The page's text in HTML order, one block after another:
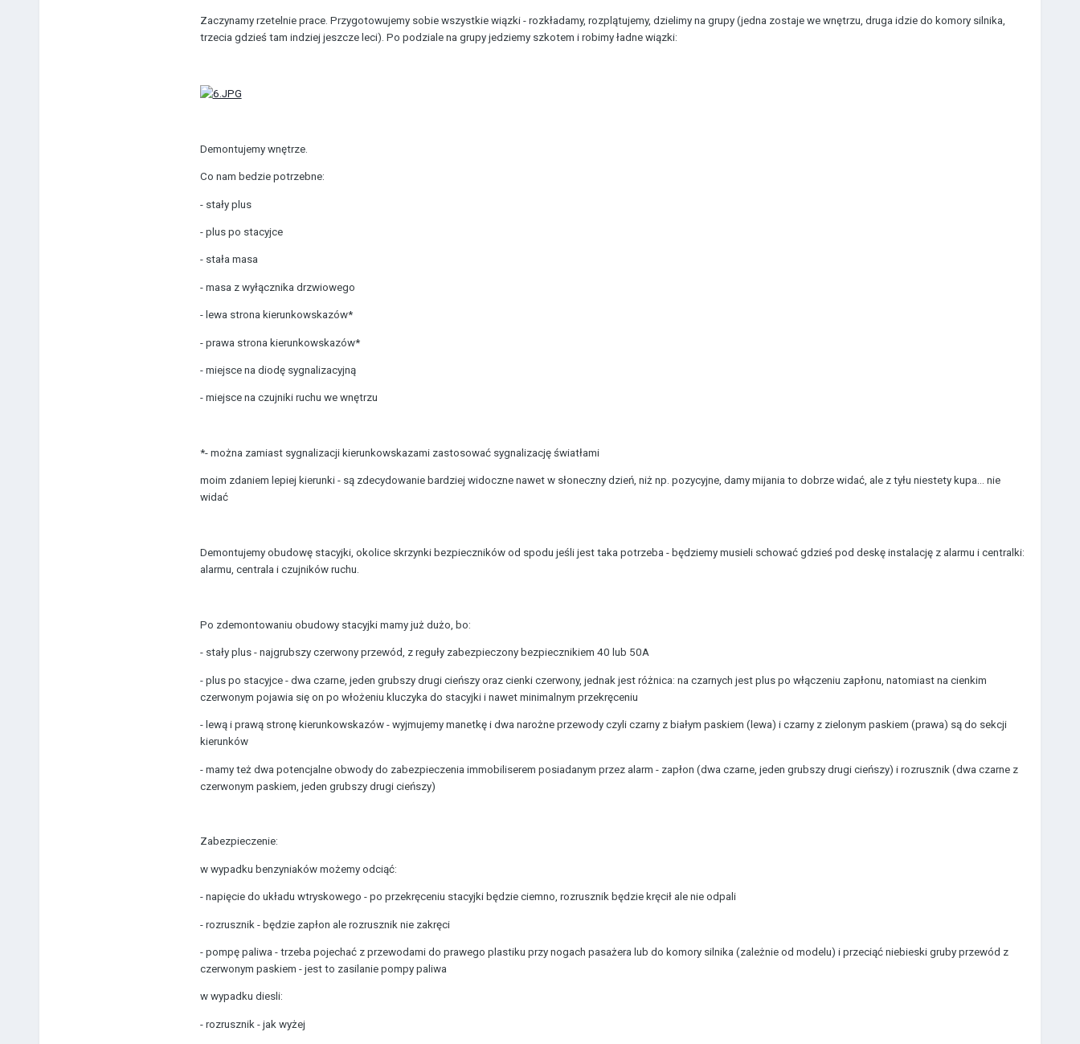
Zaczynamy rzetelnie prace. Przygotowujemy sobie wszystkie wiązki - rozkładamy, rozplątujemy, dzielimy na grupy (jedna zostaje we wnętrzu, druga idzie do komory silnika,
trzecia gdzieś tam indziej jeszcze leci). Po podziale na grupy jedziemy szkotem i robimy ładne wiązki:
Demontujemy wnętrze.
Co nam bedzie potrzebne:
- stały plus
- plus po stacyjce
- stała masa
- masa z wyłącznika drzwiowego
- lewa strona kierunkowskazów*
- prawa strona kierunkowskazów*
- miejsce na diodę sygnalizacyjną
- miejsce na czujniki ruchu we wnętrzu
*- można zamiast sygnalizacji kierunkowskazami zastosować sygnalizację światłami
moim zdaniem lepiej kierunki - są zdecydowanie bardziej widoczne nawet w słoneczny dzień, niż np. pozycyjne, damy mijania to dobrze widać, ale z tyłu niestety kupa... nie
widać
Demontujemy obudowę stacyjki, okolice skrzynki bezpieczników od spodu jeśli jest taka potrzeba - będziemy musieli schować gdzieś pod deskę instalację z alarmu i centralki:
alarmu, centrala i czujników ruchu.
Po zdemontowaniu obudowy stacyjki mamy już dużo, bo:
- stały plus - najgrubszy czerwony przewód, z reguły zabezpieczony bezpiecznikiem 40 lub 50A
- plus po stacyjce - dwa czarne, jeden grubszy drugi cieńszy oraz cienki czerwony, jednak jest różnica: na czarnych jest plus po włączeniu zapłonu, natomiast na cienkim
czerwonym pojawia się on po włożeniu kluczyka do stacyjki i nawet minimalnym przekręceniu
- lewą i prawą stronę kierunkowskazów - wyjmujemy manetkę i dwa narożne przewody czyli czarny z białym paskiem (lewa) i czarny z zielonym paskiem (prawa) są do sekcji
kierunków
- mamy też dwa potencjalne obwody do zabezpieczenia immobiliserem posiadanym przez alarm - zapłon (dwa czarne, jeden grubszy drugi cieńszy) i rozrusznik (dwa czarne z
czerwonym paskiem, jeden grubszy drugi cieńszy)
Zabezpieczenie:
w wypadku benzyniaków możemy odciąć:
- napięcie do układu wtryskowego - po przekręceniu stacyjki będzie ciemno, rozrusznik będzie kręcił ale nie odpali
- rozrusznik - będzie zapłon ale rozrusznik nie zakręci
- pompę paliwa - trzeba pojechać z przewodami do prawego plastiku przy nogach pasażera lub do komory silnika (zależnie od modelu) i przeciąć niebieski gruby przewód z
czerwonym paskiem - jest to zasilanie pompy paliwa
w wypadku diesli:
- rozrusznik - jak wyżej